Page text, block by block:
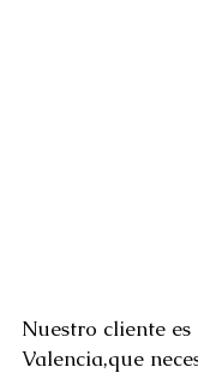
Nuestro cliente
Valencia,que